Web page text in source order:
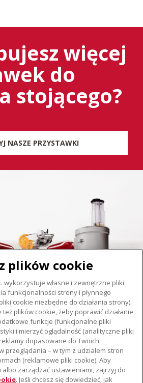
więcej
do
stojącego?
NASZE PRZYSTAWKI
plików cookie
wykorzystuje własne i zewnętrzne pliki
funkcjonalności strony i płynnego
cookie niezbędne do działania strony).
też plików cookie, żeby poprawić działanie
funkcje (funkcjonalne pliki
i mierzyć oglądalność (analityczne pliki
dopasowane do Twoich
przeglądania – w tym z udziałem stron
(reklamowe pliki cookie). Aby
albo zarządzać ustawieniami, zajrzyj do
. Jeśli chcesz się dowiedzieć, jak